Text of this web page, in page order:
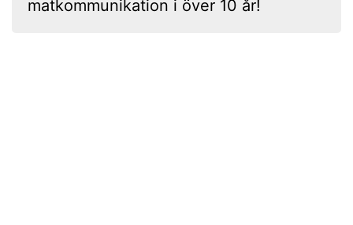
matkommunikation i över 10 år!